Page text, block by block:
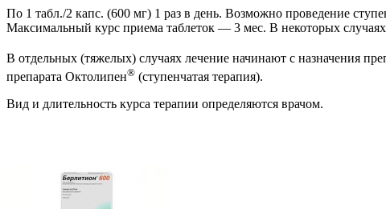
По 1 табл./2 капс. (600 мг) 1 раз в день. Возможно проведение
Максимальный курс приема таблеток — 3 мес. В некоторых
В отдельных (тяжелых) случаях лечение начинают с назначения
препарата Октолипен® (ступенчатая терапия).
Вид и длительность курса терапии определяются врачом.